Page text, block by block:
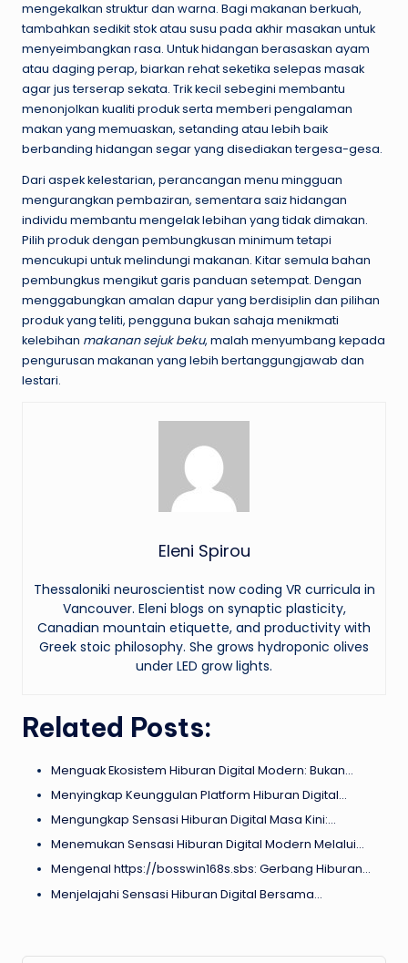
mengekalkan struktur dan warna. Bagi makanan berkuah,
tambahkan sedikit stok atau susu pada akhir masakan untuk
menyeimbangkan rasa. Untuk hidangan berasaskan ayam
atau daging perap, biarkan rehat seketika selepas masak
agar jus terserap sekata. Trik kecil sebegini membantu
menonjolkan kualiti produk serta memberi pengalaman
makan yang memuaskan, setanding atau lebih baik
berbanding hidangan segar yang disediakan tergesa-gesa.
Dari aspek kelestarian, perancangan menu mingguan
mengurangkan pembaziran, sementara saiz hidangan
individu membantu mengelak lebihan yang tidak dimakan.
Pilih produk dengan pembungkusan minimum tetapi
mencukupi untuk melindungi makanan. Kitar semula bahan
pembungkus mengikut garis panduan setempat. Dengan
menggabungkan amalan dapur yang berdisiplin dan pilihan
produk yang teliti, pengguna bukan sahaja menikmati
kelebihan makanan sejuk beku, malah menyumbang kepada
pengurusan makanan yang lebih bertanggungjawab dan
lestari.
Eleni Spirou
Thessaloniki neuroscientist now coding VR curricula in
Vancouver. Eleni blogs on synaptic plasticity,
Canadian mountain etiquette, and productivity with
Greek stoic philosophy. She grows hydroponic olives
under LED grow lights.
Related Posts:
Menguak Ekosistem Hiburan Digital Modern: Bukan…
Menyingkap Keunggulan Platform Hiburan Digital…
Mengungkap Sensasi Hiburan Digital Masa Kini:…
Menemukan Sensasi Hiburan Digital Modern Melalui…
Mengenal https://bosswin168s.sbs: Gerbang Hiburan…
Menjelajahi Sensasi Hiburan Digital Bersama…